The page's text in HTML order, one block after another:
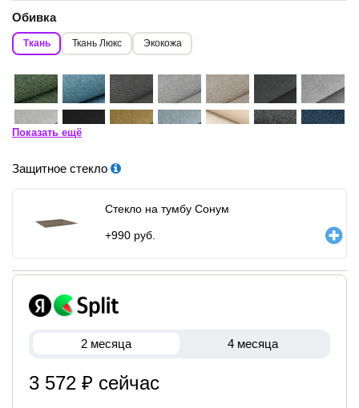
Обивка
Ткань Ткань Люкс Экокожа
Показать ещё
Защитное стекло
Стекло на тумбу Сонум
+990 руб.
2 месяца 4 месяца
3 572 ₽ сейчас